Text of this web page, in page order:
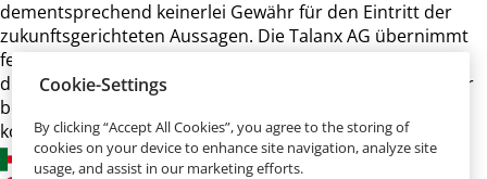
dementsprechend keinerlei Gewähr für den Eintritt der
zukunftsgerichteten Aussagen. Die Talanx AG übernimmt
ferner keine Verpflichtung und beabsichtigt auch nicht,
diese zukunftsgerichteten Aussagen zu aktualisieren oder
bei einer anderen als der erwarteten Entwicklung zu
korrigieren.
Cookie-Settings
By clicking “Accept All Cookies”, you agree to the storing of
cookies on your device to enhance site navigation, analyze site
usage, and assist in our marketing efforts.